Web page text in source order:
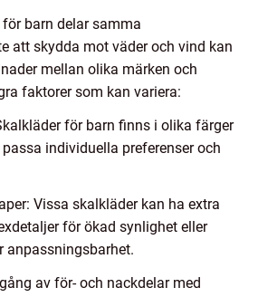
barn delar samma
att skydda mot väder och vind kan
mellan olika märken och
faktorer som kan variera:
för barn finns i olika färger
individuella preferenser och
Vissa skalkläder kan ha extra
för ökad synlighet eller
anpassningsbarhet.
av för- och nackdelar med